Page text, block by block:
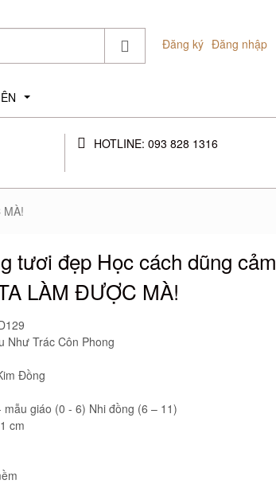
Đăng ký Đăng nhập
HOTLINE: 093 828 1316
MÀ!
tươi đẹp Học cách dũng cảm
LÀM ĐƯỢC MÀ!
Như Trác Côn Phong
Đồng
giáo (0 - 6) Nhi đồng (6 – 11)
cm